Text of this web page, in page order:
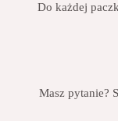
Do każdej
Masz pytanie?